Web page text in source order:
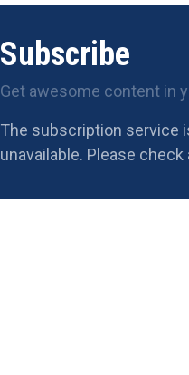
Subscribe
Get awesome content in
The subscription service
unavailable. Please check